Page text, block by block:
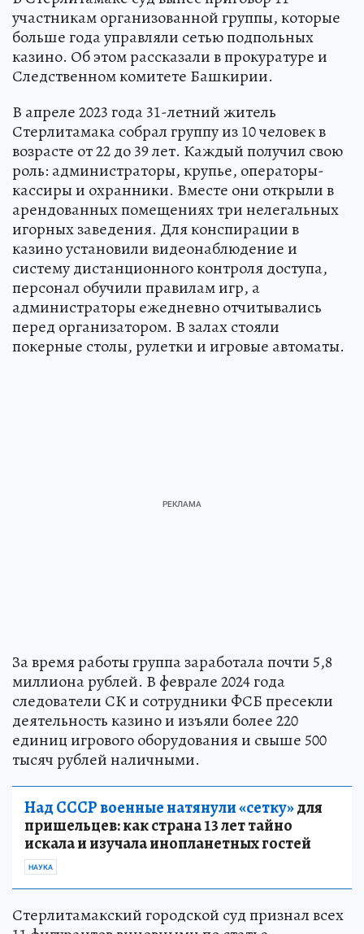
участникам организованной группы, которые
больше года управляли сетью подпольных
казино. Об этом рассказали в прокуратуре и
Следственном комитете Башкирии.
В апреле 2023 года 31-летний житель
Стерлитамака собрал группу из 10 человек в
возрасте от 22 до 39 лет. Каждый получил свою
роль: администраторы, крупье, операторы-
кассиры и охранники. Вместе они открыли в
арендованных помещениях три нелегальных
игорных заведения. Для конспирации в
казино установили видеонаблюдение и
систему дистанционного контроля доступа,
персонал обучили правилам игр, а
администраторы ежедневно отчитывались
перед организатором. В залах стояли
покерные столы, рулетки и игровые автоматы.
За время работы группа заработала почти 5,8
миллиона рублей. В феврале 2024 года
следователи СК и сотрудники ФСБ пресекли
деятельность казино и изъяли более 220
единиц игрового оборудования и свыше 500
тысяч рублей наличными.
Над СССР военные натянули «сетку»для
пришельцев: как страна 13 лет тайно
искала и изучала инопланетных гостей
НАУКА
Стерлитамакский городской суд признал всех